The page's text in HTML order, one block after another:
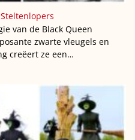
van de Black Queen
zwarte vleugels en
creëert ze een…